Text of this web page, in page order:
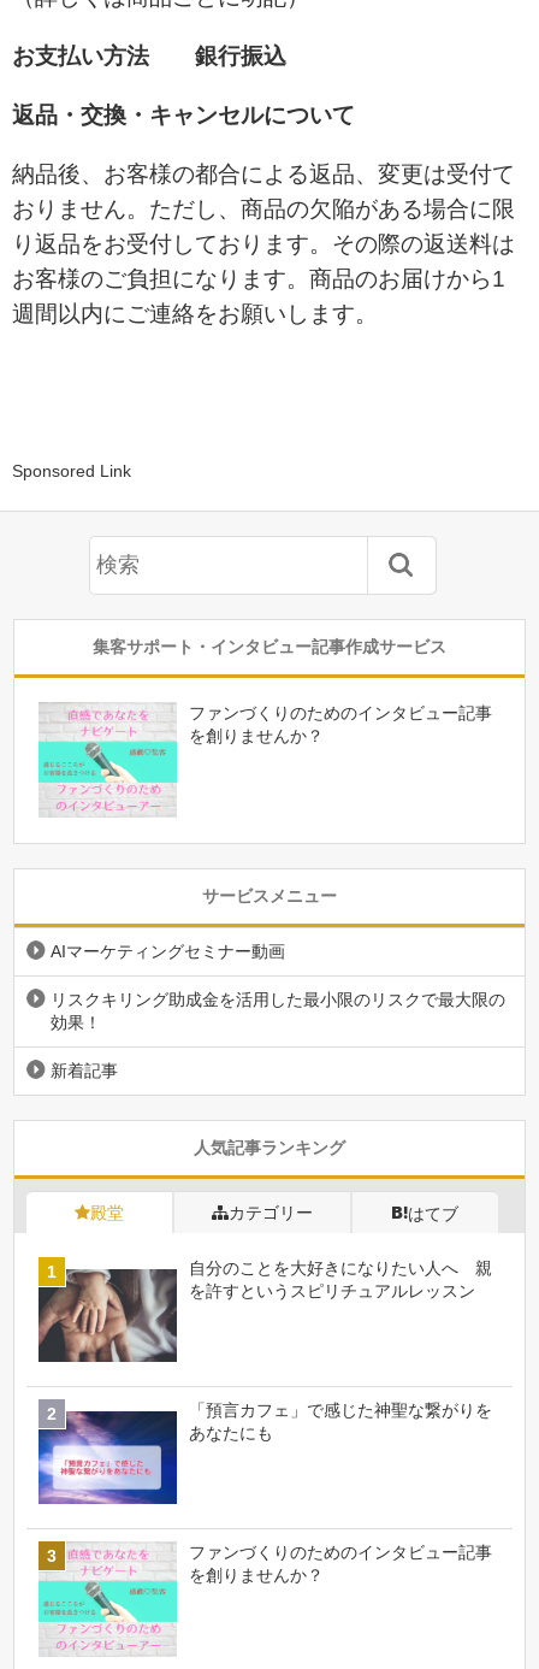
お支払い方法 銀行振込
返品・交換・キャンセルについて
納品後、お客様の都合による返品、変更は受付て
おりません。ただし、商品の欠陥がある場合に限
り返品をお受付しております。その際の返送料は
お客様のご負担になります。商品のお届けから1
週間以内にご連絡をお願いします。
Sponsored Link
集客サポート・インタビュー記事作成サービス
ファンづくりのためのインタビュー記事
を創りませんか？
サービスメニュー
AIマーケティングセミナー動画
リスクキリング助成金を活用した最小限のリスクで最大限の
効果！
新着記事
人気記事ランキング
殿堂 カテゴリー はてブ
自分のことを大好きになりたい人へ 親
を許すというスピリチュアルレッスン
「預言カフェ」で感じた神聖な繋がりを
あなたにも
ファンづくりのためのインタビュー記事
を創りませんか？